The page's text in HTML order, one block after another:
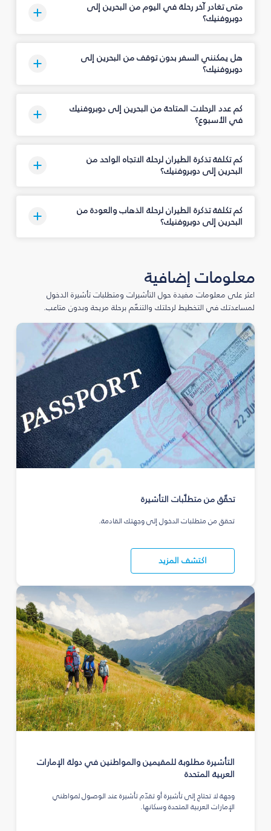
متى تغادر آخر رحلة في اليوم من البحرين إلى
دوبروفنيك؟
هل يمكنني السفر بدون توقف من البحرين إلى
دوبروفنيك؟
كم عدد الرحلات المتاحة من البحرين إلى دوبروفنيك
في الأسبوع؟
كم تكلفة تذكرة الطيران لرحلة الاتجاه الواحد من
البحرين إلى دوبروفنيك؟
كم تكلفة تذكرة الطيران لرحلة الذهاب والعودة من
البحرين إلى دوبروفنيك؟
معلومات إضافية
اعثر على معلومات مفيدة حول التأشيرات ومتطلبات تأشيرة الدخول
لمساعدتك في التخطيط لرحلتك والتنعّم برحلة مريحة وبدون متاعب.
تحقّق من متطلّبات التأشيرة
تحقق من متطلبات الدخول إلى وجهتك القادمة.
اكتشف المزيد
التأشيرة مطلوبة للمقيمين والمواطنين في دولة الإمارات
العربية المتحدة
وجهة لا تحتاج إلى تأشيرة أو تقدّم تأشيرة عند الوصول لمواطني
الإمارات العربية المتحدة وسكانها.